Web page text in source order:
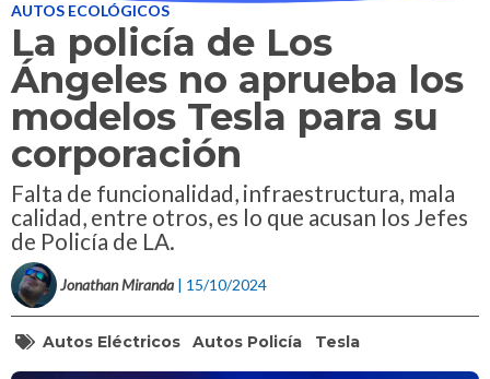
AUTOS ECOLÓGICOS
La policía de Los
Ángeles no aprueba los
modelos Tesla para su
corporación
Falta de funcionalidad, infraestructura, mala
calidad, entre otros, es lo que acusan los Jefes
de Policía de LA.
Jonathan Miranda | 15/10/2024
Autos Eléctricos Autos Policía Tesla